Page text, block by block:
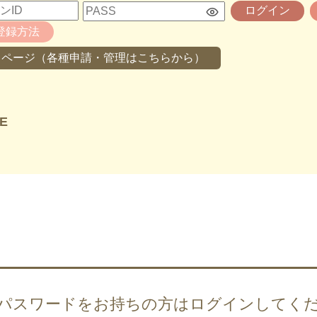
ログイン
録方法
ージ（各種申請・管理はこちらから）
スワードをお持ちの方は ログインしてく